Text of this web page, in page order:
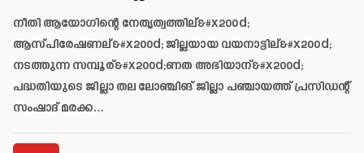
നീതി ആയോഗിന്റെ നേതൃത്വത്തില്&#x200d;
ആസ്പിരേഷണല്&#x200d; ജില്ലയായ വയനാട്ടില്&#x200d;
നടത്തുന്ന സമ്പൂര്&#x200d;ണത അഭിയാന്&#x200d;
പദ്ധതിയുടെ ജില്ലാ തല ലോഞ്ചിങ് ജില്ലാ പഞ്ചായത്ത് പ്രസിഡന്റ്
സംഷാദ് മരക്ക…